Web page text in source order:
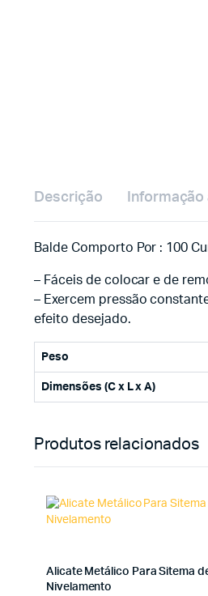
Descrição Informação
Balde Comporto Por : 100
– Fáceis de colocar e de
– Exercem pressão
efeito desejado.
Peso
Dimensões (C x L x A)
Produtos relacionados
Alicate Metálico Para Sitema
Nivelamento